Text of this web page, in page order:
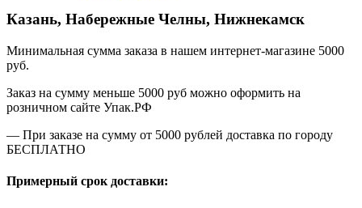
Казань, Набережные Челны, Нижнекамск
Минимальная сумма заказа в нашем интернет-магазине 5000
руб.
Заказ на сумму меньше 5000 руб можно оформить на
розничном сайте Упак.РФ
— При заказе на сумму от 5000 рублей доставка по городу
БЕСПЛАТНО
Примерный срок доставки: